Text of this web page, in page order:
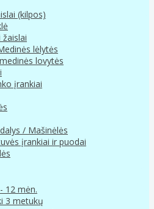
(kilpos)
lėlytės
lovytės
įrankiai
/ Mašinėlės
įrankiai ir puodai
12 mėn.
3 metukų